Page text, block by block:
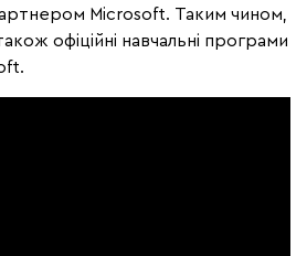
Microsoft. Таким чином,
офіційні навчальні програми